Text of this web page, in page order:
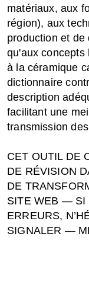
matériaux, aux
région), aux
production et de
qu'aux concepts
à la céramique
dictionnaire
description
facilitant une
transmission
CET OUTIL DE
DE RÉVISION
DE
SITE WEB — SI
ERREURS,
SIGNALER —